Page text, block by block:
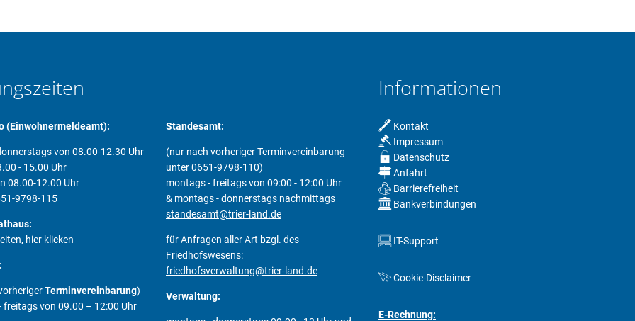
(Einwohnermeldeamt):
von 08.00-12.30 Uhr
- 15.00 Uhr
08.00-12.00 Uhr
9798-115
hier klicken
Terminvereinbarung)
freitags von 09.00 – 12:00 Uhr
Standesamt:
(nur nach vorheriger Terminvereinbarung
unter 0651-9798-110)
montags - freitags von 09:00 - 12:00 Uhr
& montags - donnerstags nachmittags
standesamt@trier-land.de
für Anfragen aller Art bzgl. des
Friedhofswesens:
friedhofsverwaltung@trier-land.de
Verwaltung:
Informationen
Kontakt
Impressum
Datenschutz
Anfahrt
Barrierefreiheit
Bankverbindungen
IT-Support
Cookie-Disclaimer
E-Rechnung: